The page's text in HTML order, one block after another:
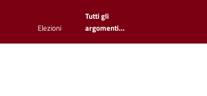
Elezioni
Tutti gli
argomenti...